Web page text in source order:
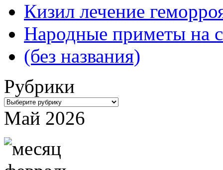
Кизил лечение
Народные приметы на
(без названия)
Рубрики
Рубрики
Май 2026